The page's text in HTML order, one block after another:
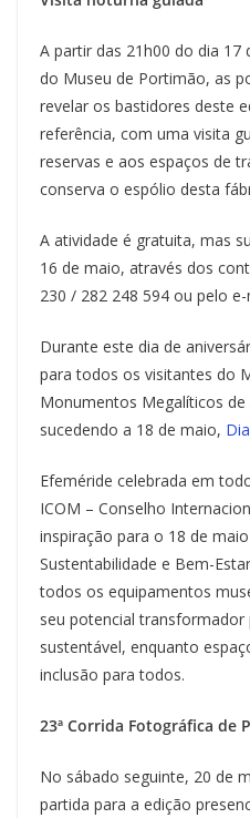
A partir das 21h00 do dia 17
do Museu de Portimão, as
revelar os bastidores deste
referência, com uma visita
reservas e aos espaços de
conserva o espólio desta
A atividade é gratuita, mas
16 de maio, através dos
230 / 282 248 594 ou pelo e-
Durante este dia de
para todos os visitantes do
Monumentos Megalíticos
sucedendo a 18 de maio,
Efeméride celebrada em
ICOM – Conselho
inspiração para o 18 de
Sustentabilidade e Bem-
todos os equipamentos
seu potencial
sustentável, enquanto
inclusão para todos.
23ª Corrida Fotográfica de
No sábado seguinte, 20 de
partida para a edição